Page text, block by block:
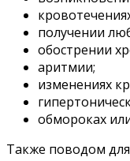
получении
обострении
аритмии;
изменениях
обмороках
Также поводом